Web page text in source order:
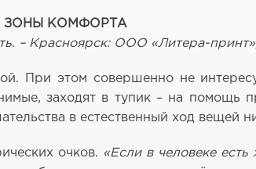
ЗОНЫ КОМФОРТА
– Красноярск: ООО «Литера-
При этом совершенно не
заходят в тупик – на помощь
в естественный ход вещей
очков. «Если в человеке есть